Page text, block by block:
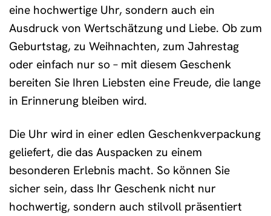
eine hochwertige Uhr, sondern auch ein
Ausdruck von Wertschätzung und Liebe. Ob zum
Geburtstag, zu Weihnachten, zum Jahrestag
oder einfach nur so – mit diesem Geschenk
bereiten Sie Ihren Liebsten eine Freude, die lange
in Erinnerung bleiben wird.
Die Uhr wird in einer edlen Geschenkverpackung
geliefert, die das Auspacken zu einem
besonderen Erlebnis macht. So können Sie
sicher sein, dass Ihr Geschenk nicht nur
hochwertig, sondern auch stilvoll präsentiert